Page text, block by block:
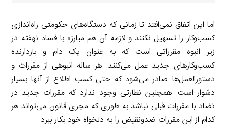
اما این اتفاق نمی‌افتد تا زمانی که دستگاه‌های حکومتی راه‌اندازی
کسب‌وکار را تسهیل نکنند و لازمه آن هم مبارزه با فساد نهفته در
زیر انبوه مقرراتی است که به عنوان یک دام و بازدارنده
کسب‌وکارهای جدید عمل می‌کنند. هر ساله انبوهی از مقررات و
دستورالعمل‌ها صادر می‌شود که حتی کسب اطلاع از آنها بسیار
دشوار است. همچنین نظارتی وجود ندارد که مقررات جدید در
تضاد با مقررات قبلی نباشد به طوری که مجری قانون می‌تواند هر
کدام از این مقررات ضدونقیض را به دلخواه خود بکار ببرد.